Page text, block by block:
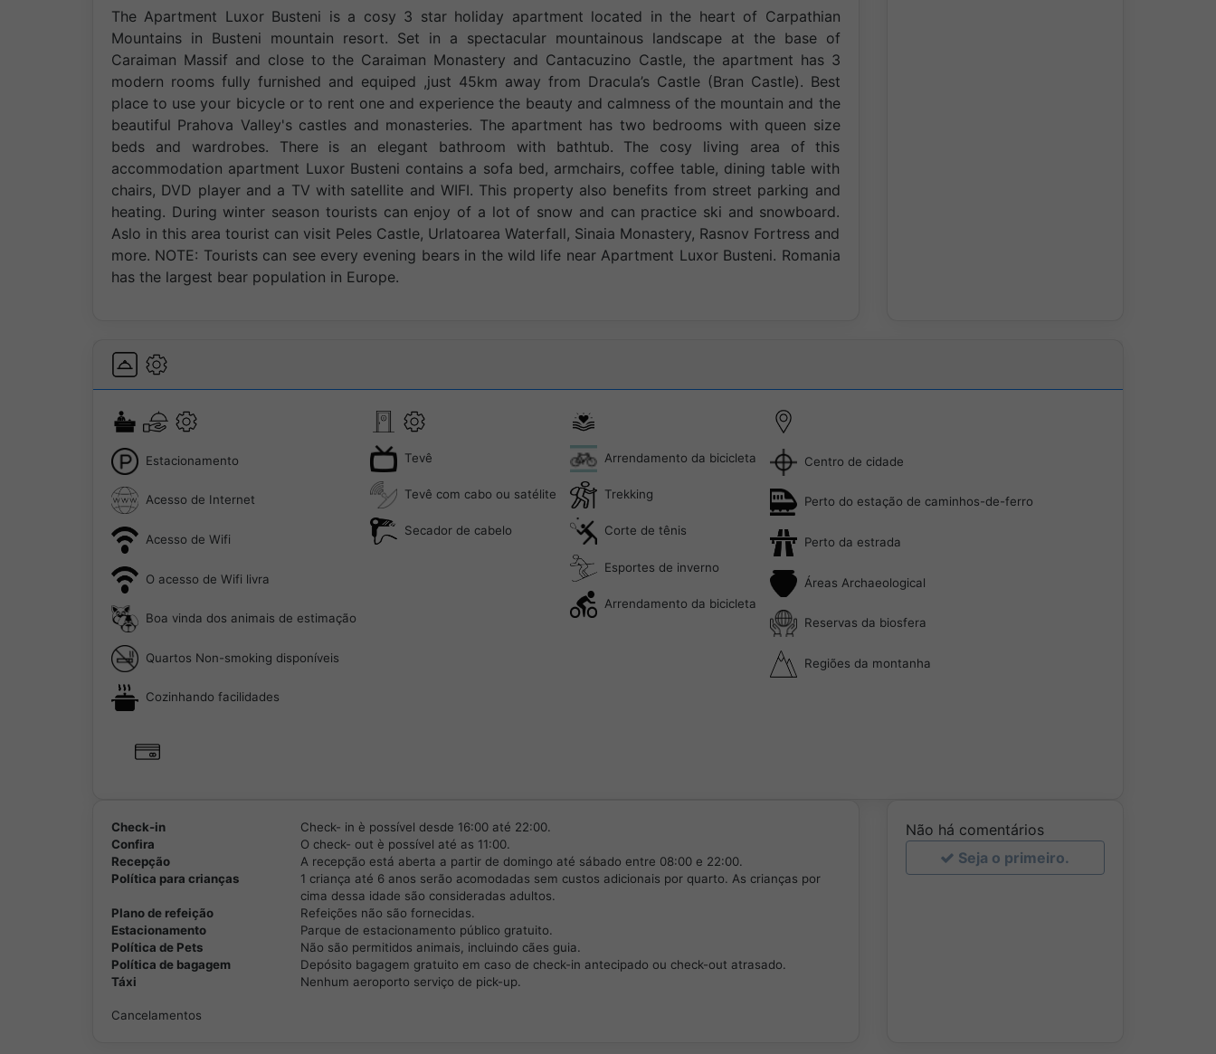
The Apartment Luxor Busteni is a cosy 3 star holiday apartment located in the heart of Carpathian
Mountains in Busteni mountain resort. Set in a spectacular mountainous landscape at the base of
Caraiman Massif and close to the Caraiman Monastery and Cantacuzino Castle, the apartment has 3
modern rooms fully furnished and equiped ,just 45km away from Dracula’s Castle (Bran Castle). Best
place to use your bicycle or to rent one and experience the beauty and calmness of the mountain and the
beautiful Prahova Valley's castles and monasteries. The apartment has two bedrooms with queen size
beds and wardrobes. There is an elegant bathroom with bathtub. The cosy living area of this
accommodation apartment Luxor Busteni contains a sofa bed, armchairs, coffee table, dining table with
chairs, DVD player and a TV with satellite and WIFI. This property also benefits from street parking and
heating. During winter season tourists can enjoy of a lot of snow and can practice ski and snowboard.
Aslo in this area tourist can visit Peles Castle, Urlatoarea Waterfall, Sinaia Monastery, Rasnov Fortress and
more. NOTE: Tourists can see every evening bears in the wild life near Apartment Luxor Busteni. Romania
has the largest bear population in Europe.
Estacionamento
Acesso de Internet
Acesso de Wifi
O acesso de Wifi livra
Boa vinda dos animais de estimação
Quartos Non-smoking disponíveis
Cozinhando facilidades
Tevê
Tevê com cabo ou satélite
Secador de cabelo
Arrendamento da bicicleta
Trekking
Corte de tênis
Esportes de inverno
Arrendamento da bicicleta
Centro de cidade
Perto do estação de caminhos-de-ferro
Perto da estrada
Áreas Archaeological
Reservas da biosfera
Regiões da montanha
Check-in
Check- in è possível desde 16:00 até 22:00.
Confira
O check- out è possível até as 11:00.
Recepção
A recepção está aberta a partir de domingo até sábado entre 08:00 e 22:00.
Política para crianças
1 criança até 6 anos serão acomodadas sem custos adicionais por quarto. As crianças por
cima dessa idade são consideradas adultos.
Plano de refeição
Refeições não são fornecidas.
Estacionamento
Parque de estacionamento público gratuito.
Política de Pets
Não são permitidos animais, incluindo cães guia.
Política de bagagem
Depósito bagagem gratuito em caso de check-in antecipado ou check-out atrasado.
Táxi
Nenhum aeroporto serviço de pick-up.
Cancelamentos
Não há comentários
Seja o primeiro.